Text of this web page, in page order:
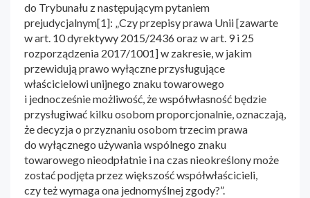
do Trybunału z następującym pytaniem
prejudycjalnym[1]: „Czy przepisy prawa Unii [zawarte
w art. 10 dyrektywy 2015/2436 oraz w art. 9 i 25
rozporządzenia 2017/1001] w zakresie, w jakim
przewidują prawo wyłączne przysługujące
właścicielowi unijnego znaku towarowego
i jednocześnie możliwość, że współwłasność będzie
przysługiwać kilku osobom proporcjonalnie, oznaczają,
że decyzja o przyznaniu osobom trzecim prawa
do wyłącznego używania wspólnego znaku
towarowego nieodpłatnie i na czas nieokreślony może
zostać podjęta przez większość współwłaścicieli,
czy też wymaga ona jednomyślnej zgody?”.